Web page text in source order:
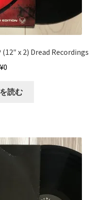
x 2) Dread Recordings
¥0
読む